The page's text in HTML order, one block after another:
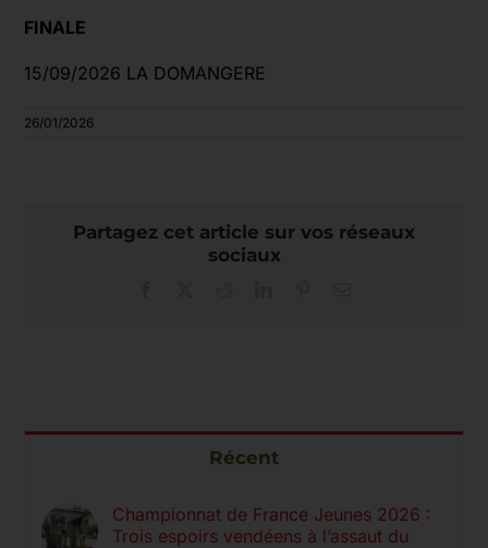
FINALE
15/09/2026 LA DOMANGERE
26/01/2026
Partagez cet article sur vos réseaux
sociaux
Récent
Championnat de France Jeunes 2026 :
Trois espoirs vendéens à l’assaut du